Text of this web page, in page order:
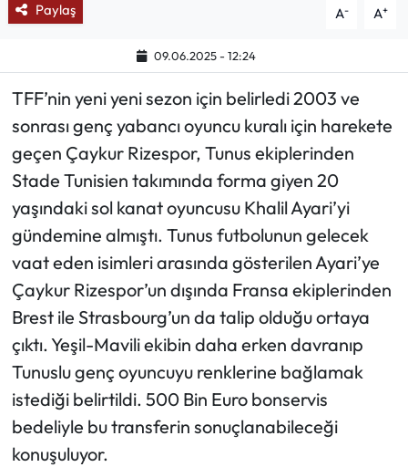
Paylaş A- A+
09.06.2025 - 12:24
TFF’nin yeni yeni sezon için belirledi 2003 ve
sonrası genç yabancı oyuncu kuralı için harekete
geçen Çaykur Rizespor, Tunus ekiplerinden
Stade Tunisien takımında forma giyen 20
yaşındaki sol kanat oyuncusu Khalil Ayari’yi
gündemine almıştı. Tunus futbolunun gelecek
vaat eden isimleri arasında gösterilen Ayari’ye
Çaykur Rizespor’un dışında Fransa ekiplerinden
Brest ile Strasbourg’un da talip olduğu ortaya
çıktı. Yeşil-Mavili ekibin daha erken davranıp
Tunuslu genç oyuncuyu renklerine bağlamak
istediği belirtildi. 500 Bin Euro bonservis
bedeliyle bu transferin sonuçlanabileceği
konuşuluyor.
BIK
ASTROLOJİ
Spor Yazıları
Mektup Galeri
Ekonomi
Sağlık
Turizm
Teknoloji